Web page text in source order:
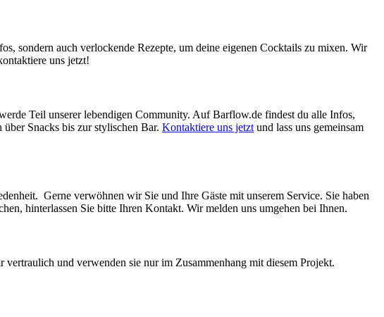
sondern auch verlockende Rezepte, um deine eigenen Cocktails zu mixen. Wir
uns jetzt!
Teil unserer lebendigen Community. Auf Barflow.de findest du alle Infos,
Snacks bis zur stylischen Bar. Kontaktiere uns jetzt und lass uns gemeinsam
Gerne verwöhnen wir Sie und Ihre Gäste mit unserem Service. Sie haben
hinterlassen Sie bitte Ihren Kontakt. Wir melden uns umgehen bei Ihnen.
und verwenden sie nur im Zusammenhang mit diesem Projekt.